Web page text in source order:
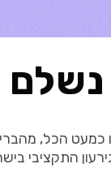
כמעט הכל,
התקציבי